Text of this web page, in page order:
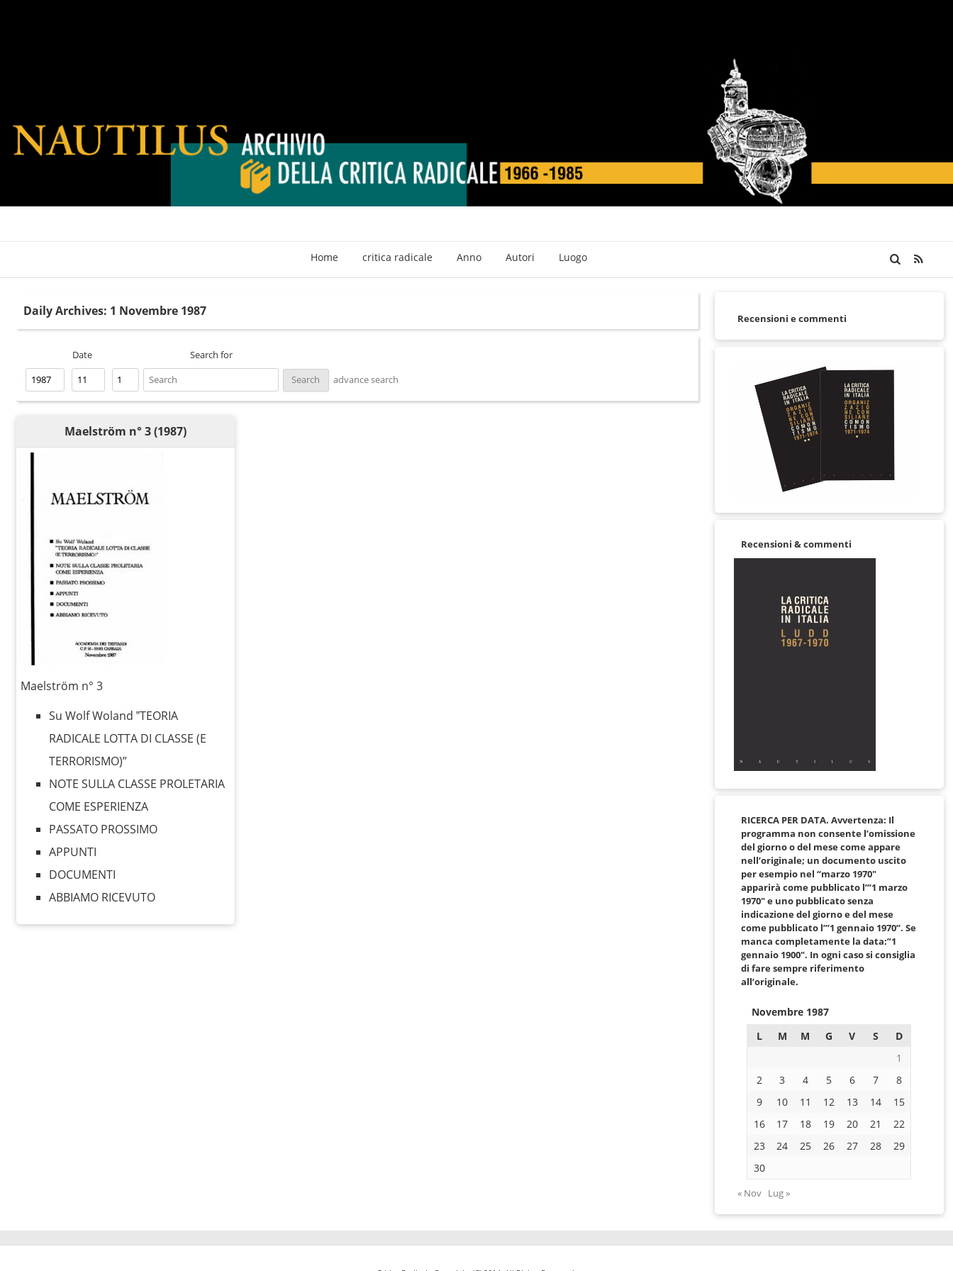
Home critica radicale Anno Autori Luogo
Daily Archives: 1 Novembre 1987
Date
Search for
advance search
Maelström n° 3 (1987)
Maelström n° 3
Su Wolf Woland ‟TEORIA
RADICALE LOTTA DI CLASSE (E
TERRORISMO)”
NOTE SULLA CLASSE PROLETARIA
COME ESPERIENZA
PASSATO PROSSIMO
APPUNTI
DOCUMENTI
ABBIAMO RICEVUTO
Recensioni e commenti
Recensioni & commenti
RICERCA PER DATA. Avvertenza: Il
programma non consente l’omissione
del giorno o del mese come appare
nell’originale; un documento uscito
per esempio nel “marzo 1970″
apparirà come pubblicato l’”1 marzo
1970″ e uno pubblicato senza
indicazione del giorno e del mese
come pubblicato l’”1 gennaio 1970”. Se
manca completamente la data:”1
gennaio 1900″. In ogni caso si consiglia
di fare sempre riferimento
all’originale.
Novembre 1987
L
M M G V S
D
1
2
3 4 5 6 7
8
9
10 11 12 13 14
15
16
17 18 19 20 21
22
23
24 25 26 27 28
29
30
« Nov Lug »